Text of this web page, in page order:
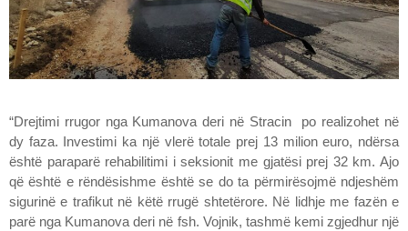
“Drejtimi rrugor nga Kumanova deri në Stracin po realizohet në
dy faza. Investimi ka një vlerë totale prej 13 milion euro, ndërsa
është paraparë rehabilitimi i seksionit me gjatësi prej 32 km. Ajo
që është e rëndësishme është se do ta përmirësojmë ndjeshëm
sigurinë e trafikut në këtë rrugë shtetërore. Në lidhje me fazën e
parë nga Kumanova deri në fsh. Vojnik, tashmë kemi zgjedhur një